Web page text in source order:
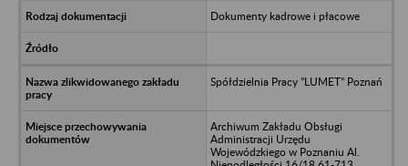
Dokumenty kadrowe i płacowe
Spółdzielnia Pracy ”LUMET” Poznań
Archiwum Zakładu Obsługi
Administracji Urzędu
Wojewódzkiego w Poznaniu Al.